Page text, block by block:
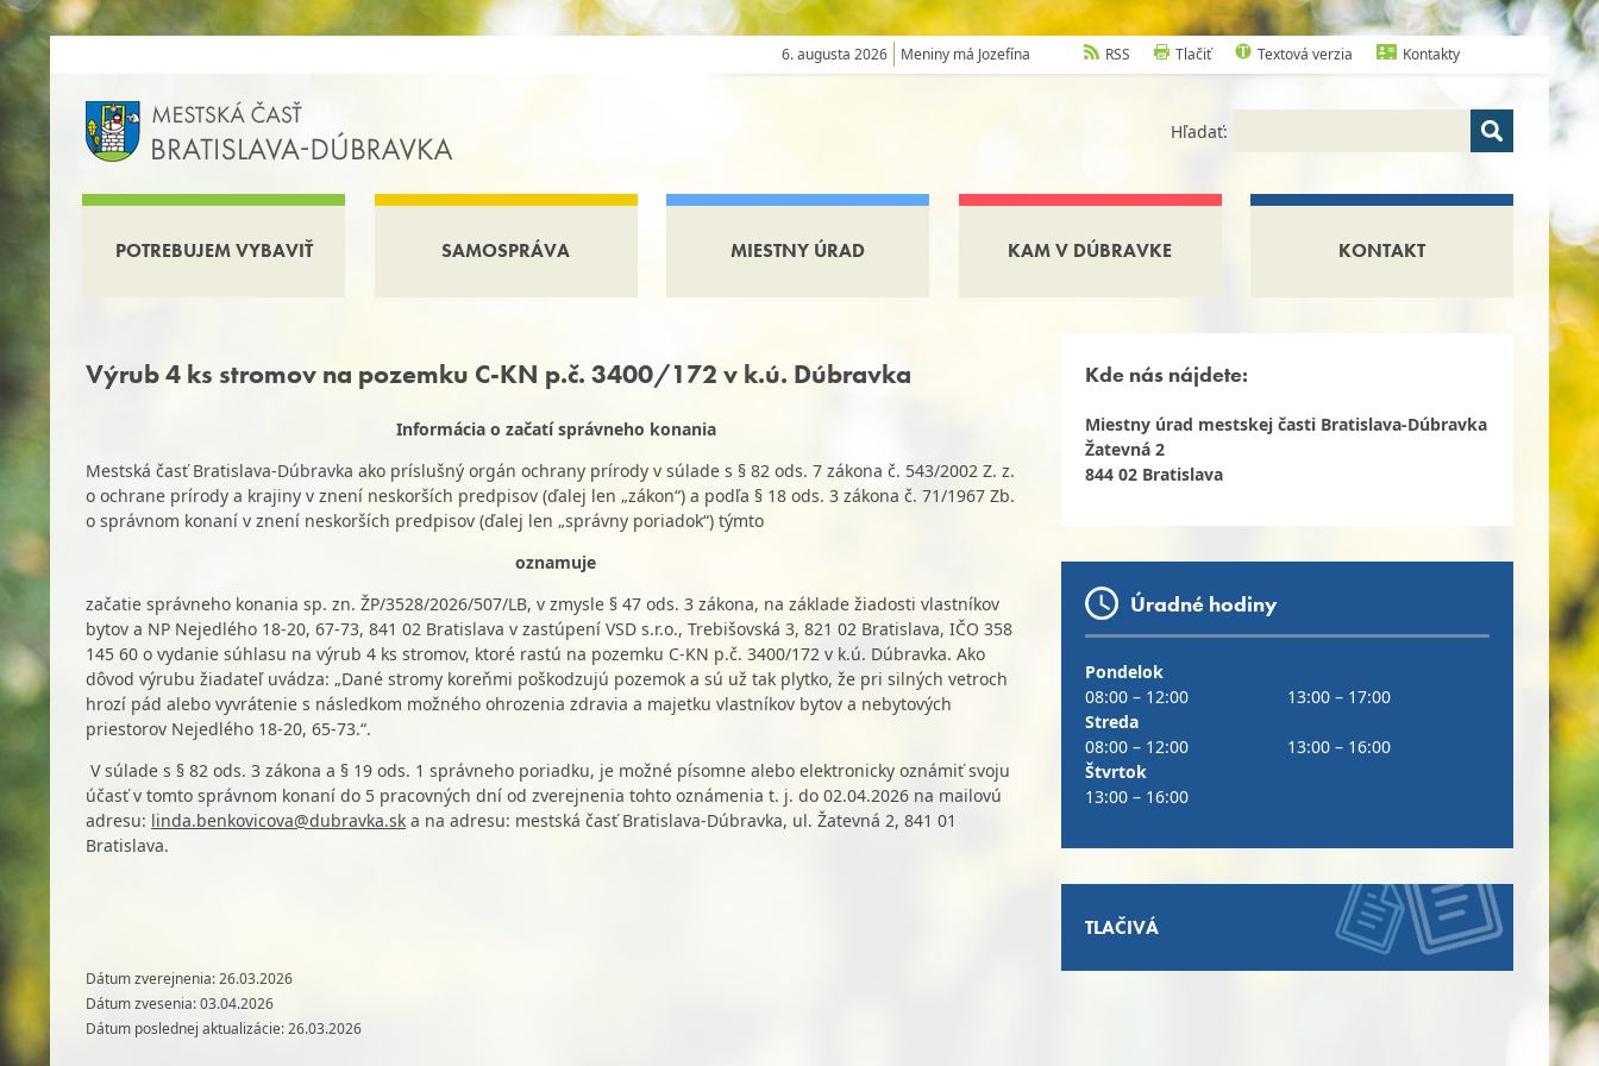
6. augusta 2026 Meniny má Jozefína RSS Tlačiť Textová verzia Kontakty
Hľadať:
POTREBUJEM VYBAVIŤ SAMOSPRÁVA MIESTNY ÚRAD KAM V DÚBRAVKE KONTAKT
Výrub 4 ks stromov na pozemku C-KN p.č. 3400/172 v k.ú. Dúbravka
Informácia o začatí správneho konania
Mestská časť Bratislava-Dúbravka ako príslušný orgán ochrany prírody v súlade s § 82 ods. 7 zákona č. 543/2002 Z. z.
o ochrane prírody a krajiny v znení neskorších predpisov (ďalej len „zákon“) a podľa § 18 ods. 3 zákona č. 71/1967 Zb.
o správnom konaní v znení neskorších predpisov (ďalej len „správny poriadok“) týmto
oznamuje
začatie správneho konania sp. zn. ŽP/3528/2026/507/LB, v zmysle § 47 ods. 3 zákona, na základe žiadosti vlastníkov
bytov a NP Nejedlého 18-20, 67-73, 841 02 Bratislava v zastúpení VSD s.r.o., Trebišovská 3, 821 02 Bratislava, IČO 358
145 60 o vydanie súhlasu na výrub 4 ks stromov, ktoré rastú na pozemku C-KN p.č. 3400/172 v k.ú. Dúbravka. Ako
dôvod výrubu žiadateľ uvádza: „Dané stromy koreňmi poškodzujú pozemok a sú už tak plytko, že pri silných vetroch
hrozí pád alebo vyvrátenie s následkom možného ohrozenia zdravia a majetku vlastníkov bytov a nebytových
priestorov Nejedlého 18-20, 65-73.“.
V súlade s § 82 ods. 3 zákona a § 19 ods. 1 správneho poriadku, je možné písomne alebo elektronicky oznámiť svoju
účasť v tomto správnom konaní do 5 pracovných dní od zverejnenia tohto oznámenia t. j. do 02.04.2026 na mailovú
adresu: linda.benkovicova@dubravka.sk a na adresu: mestská časť Bratislava-Dúbravka, ul. Žatevná 2, 841 01
Bratislava.
Dátum zverejnenia: 26.03.2026
Dátum zvesenia: 03.04.2026
Dátum poslednej aktualizácie: 26.03.2026
Kde nás nájdete:
Miestny úrad mestskej časti Bratislava-Dúbravka
Žatevná 2
844 02 Bratislava
Úradné hodiny
Pondelok
08:00 – 12:00
13:00 – 17:00
Streda
08:00 – 12:00
13:00 – 16:00
Štvrtok
13:00 – 16:00
TLAČIVÁ